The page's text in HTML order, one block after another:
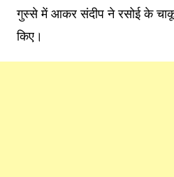
गुस्से में आकर संदीप ने रसोई के चाकू
किए।